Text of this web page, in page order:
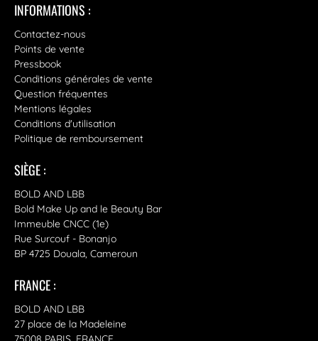
INFORMATIONS :
Contactez-nous
Points de vente
Pressbook
Conditions générales de vente
Question fréquentes
Mentions légales
Conditions d'utilisation
Politique de remboursement
SIÈGE :
BOLD AND LBB
Bold Make Up and le Beauty Bar
Immeuble CNCC (1e)
Rue Surcouf - Bonanjo
BP 4725 Douala, Cameroun
FRANCE :
BOLD AND LBB
27 place de la Madeleine